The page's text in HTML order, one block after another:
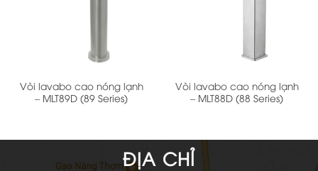
Vòi lavabo cao nóng lạnh
– MLT89D (89 Series)
Vòi lavabo cao nóng lạnh
– MLT88D (88 Series)
ĐỊA CHỈ